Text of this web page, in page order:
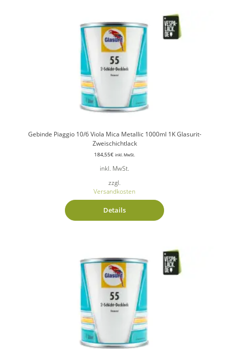
Gebinde Piaggio 10/6 Viola Mica Metallic 1000ml 1K Glasurit-
Zweischichtlack
184,55€ inkl. MwSt.
inkl. MwSt.
zzgl.
Versandkosten
Details